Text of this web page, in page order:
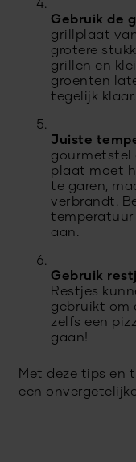
Gebruik de
grillplaat
grotere
grillen en
groenten
tegelijk klaar.
Juiste
gourmetstel
plaat moet
te garen,
verbrandt.
temperatuur
aan.
Gebruik
Restjes
gebruikt om
zelfs een
gaan!
Met deze tips en
een